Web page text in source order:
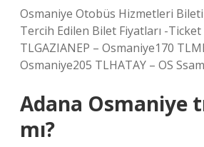
Osmaniye Otobüs Hizmetleri
Tercih Edilen Bilet Fiyatları -
TLGAZIANEP – Osmaniye170
Osmaniye205 TLHATAY – OS
Adana Osmaniye
mı?